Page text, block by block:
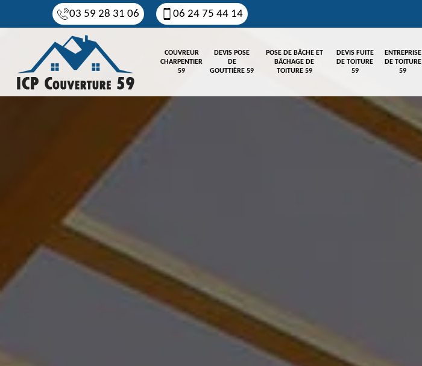
03 59 28 31 06 06 24 75 44 14
COUVREUR
CHARPENTIER
59
DEVIS POSE
DE
GOUTTIÈRE 59
POSE DE BÂCHE ET
BÂCHAGE DE
TOITURE 59
DEVIS FUITE
DE TOITURE
59
ENTREPRISE
DE TOITURE
59